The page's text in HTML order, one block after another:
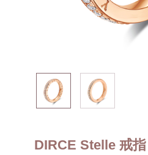
DIRCE Stelle 戒指